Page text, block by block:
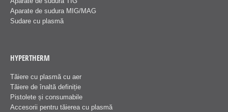
Aparate de sudura MIG/MAG
Sudare cu plasmă
HYPERTHERM
Tăiere cu plasmă cu aer
Tăiere de înaltă definiție
Pistolete și consumabile
Accesorii pentru tăierea cu plasmă